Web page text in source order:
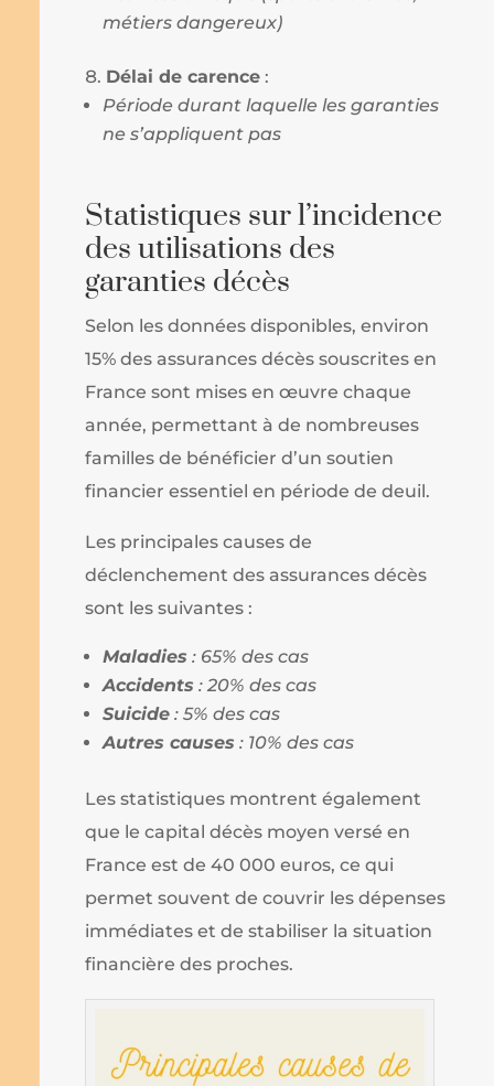
métiers dangereux)
Délai de carence :
Période durant laquelle les garanties
ne s’appliquent pas
Statistiques sur l’incidence
des utilisations des
garanties décès
Selon les données disponibles, environ
15% des assurances décès souscrites en
France sont mises en œuvre chaque
année, permettant à de nombreuses
familles de bénéficier d’un soutien
financier essentiel en période de deuil.
Les principales causes de
déclenchement des assurances décès
sont les suivantes :
Maladies : 65% des cas
Accidents : 20% des cas
Suicide : 5% des cas
Autres causes : 10% des cas
Les statistiques montrent également
que le capital décès moyen versé en
France est de 40 000 euros, ce qui
permet souvent de couvrir les dépenses
immédiates et de stabiliser la situation
financière des proches.